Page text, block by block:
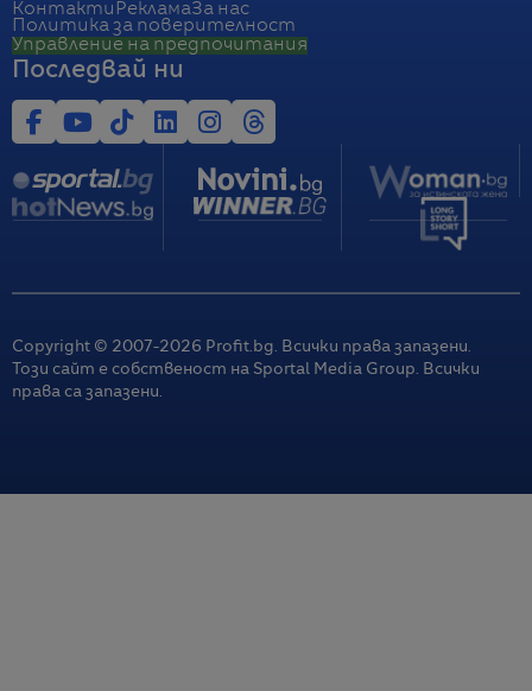
Контакти РекламаЗа нас
Политика за поверителност
Управление на предпочитания
Последвай ни
Copyright © 2007-2026 Profit.bg. Всички права запазени.
Този сайт е собственост на Sportal Media Group. Всички
права са запазени.